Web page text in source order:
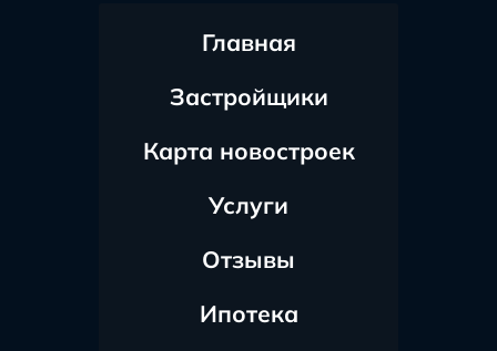
Главная
Застройщики
Карта новостроек
Услуги
Отзывы
Ипотека